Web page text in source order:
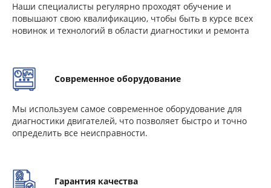
Наши специалисты регулярно проходят обучение и
повышают свою квалификацию, чтобы быть в курсе всех
новинок и технологий в области диагностики и ремонта
Современное оборудование
Мы используем самое современное оборудование для
диагностики двигателей, что позволяет быстро и точно
определить все неисправности.
Гарантия качества